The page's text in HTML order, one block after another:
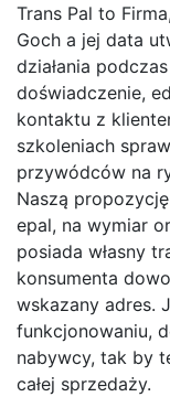
Trans Pal to
Goch a jej data
działania
doświadczenie,
kontaktu z
szkoleniach
przywódców na
Naszą
epal, na wymiar
posiada własny
konsumenta
wskazany adres.
funkcjonowaniu,
nabywcy, tak by
całej sprzedaży.